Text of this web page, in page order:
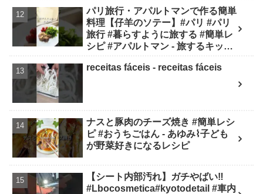
パリ旅行・アパルトマンで作る簡単
料理【仔羊のソテー】#パリ #パリ
旅行 #暮らすように旅する #簡単レ
シピ #アパルトマン - 旅するキッチ
receitas fáceis - receitas fáceis
ナスと豚肉のチーズ焼き #簡単レシ
ピ #おうちごはん - あゆみ⌇子ども
が野菜好きになるレシピ
【シート内部汚れ】ガチやばい‼️
#Lbocosmetica#kyotodetail #車内